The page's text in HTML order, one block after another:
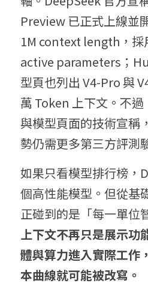
Preview 已正式上線並
1M context length，
active parameters；
型頁也列出 V4-Pro 與
萬 Token 上下文。不
與模型頁面的技術宣稱
勢仍需更多第三方評測
如果只看模型排行榜，
個高性能模型。但從基
正碰到的是「每一單位
上下文不再只是展示功
體與算力進入實際工作
本曲線就可能被改寫。